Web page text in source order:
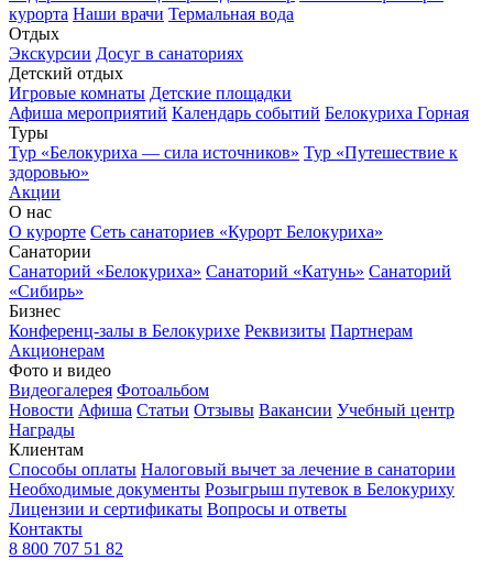
курорта Наши врачи Термальная вода
Отдых
Экскурсии Досуг в санаториях
Детский отдых
Игровые комнаты Детские площадки
Афиша мероприятий Календарь событий Белокуриха Горная
Туры
Тур «Белокуриха — сила источников» Тур «Путешествие к
здоровью»
Акции
О нас
О курорте Сеть санаториев «Курорт Белокуриха»
Санатории
Санаторий «Белокуриха» Санаторий «Катунь» Санаторий
«Сибирь»
Бизнес
Конференц-залы в Белокурихе Реквизиты Партнерам
Акционерам
Фото и видео
Видеогалерея Фотоальбом
Новости Афиша Статьи Отзывы Вакансии Учебный центр
Награды
Клиентам
Способы оплаты Налоговый вычет за лечение в санатории
Необходимые документы Розыгрыш путевок в Белокуриху
Лицензии и сертификаты Вопросы и ответы
Контакты
8 800 707 51 82